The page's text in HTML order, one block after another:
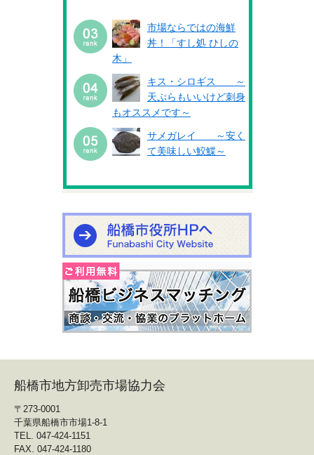
市場ならではの海鮮
丼！「すし処 ひしの
木」
キス・シロギス ～
天ぷらもいいけど刺身
もオススメです～
サメガレイ ～安く
て美味しい鮫鰈～
船橋市地方卸売市場協力会
〒273-0001
千葉県船橋市市場1-8-1
TEL. 047-424-1151
FAX. 047-424-1180